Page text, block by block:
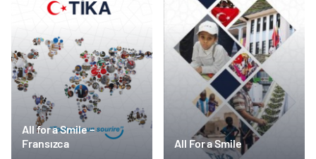
All for a Smile –
Fransızca
All For a Smile